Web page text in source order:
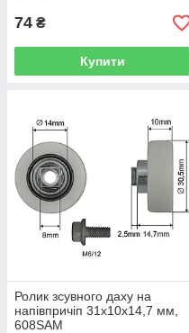
74 ₴
Купити
Ролик зсувного даху на
напівпричіп 31х10х14,7 мм,
608SAM